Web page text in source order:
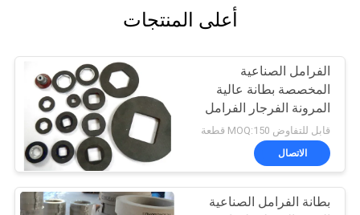
أعلى المنتجات
الفرامل الصناعية
المخصصة بطانة عالية
المرونة الفرجار الفرامل
قابل للتفاوض MOQ:150 قطعة
الاتصال
بطانة الفرامل الصناعية